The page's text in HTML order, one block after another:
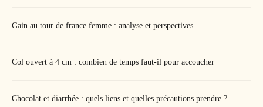
Gain au tour de france femme : analyse et perspectives
Col ouvert à 4 cm : combien de temps faut-il pour accoucher
Chocolat et diarrhée : quels liens et quelles précautions prendre ?